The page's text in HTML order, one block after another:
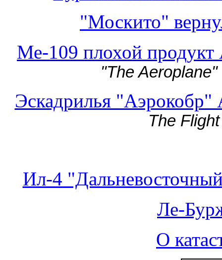
"Москито"
Ме-109 плохой продукт
"The
Эскадрилья "Аэрокобр"
The
Ил-4
Ле-
О